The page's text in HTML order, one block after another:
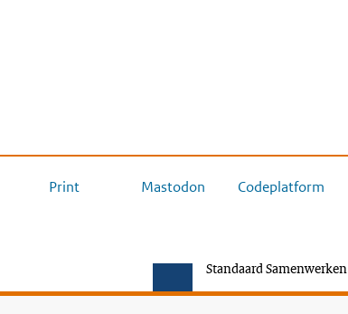
Print Mastodon Codeplatform
Standaard Samenwerken